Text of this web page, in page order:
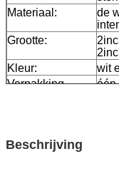
Materiaal:
de
Grootte:
Kleur:
wit
Verpakking
één
Levering
Beschrijving